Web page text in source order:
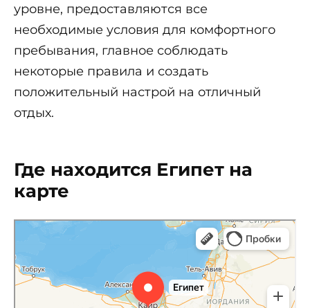
уровне, предоставляются все
необходимые условия для комфортного
пребывания, главное соблюдать
некоторые правила и создать
положительный настрой на отличный
отдых.
Где находится Египет на
карте